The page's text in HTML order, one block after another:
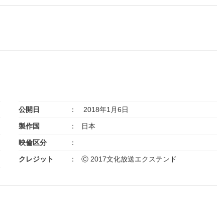
公開日 2018年1月6日
製作国 日本
映倫区分
クレジット Ⓒ 2017文化放送エクステンド